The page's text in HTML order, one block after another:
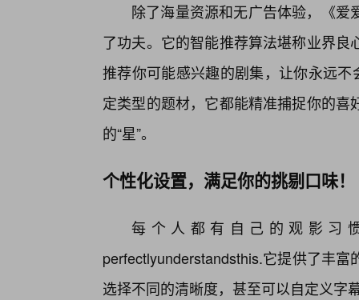
除了海量资源和无广告体验，《
了功夫。它的智能推荐算法堪称业界
推荐你可能感兴趣的剧集，让你永远
定类型的题材，它都能精准捕捉你的
的“星”。
个性化设置，满足你的挑剔口味！
每个人都有自己的观影习
perfectlyunderstandsthis.它提供了丰
选择不同的清晰度，甚至可以自定义字